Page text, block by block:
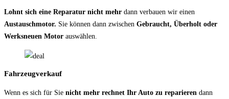
Lohnt sich eine Reparatur nicht mehr dann verbauen wir einen
Austauschmotor. Sie können dann zwischen Gebraucht, Überholt oder
Werksneuen Motor auswählen.
Fahrzeugverkauf
Wenn es sich für Sie nicht mehr rechnet Ihr Auto zu reparieren dann